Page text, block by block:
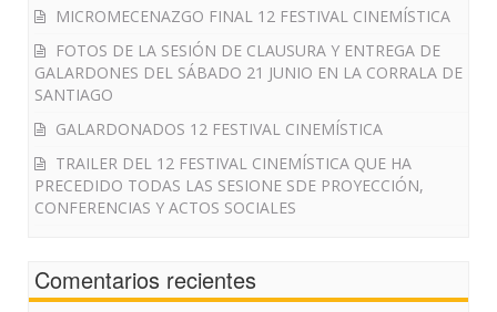
MICROMECENAZGO FINAL 12 FESTIVAL CINEMÍSTICA
FOTOS DE LA SESIÓN DE CLAUSURA Y ENTREGA DE
GALARDONES DEL SÁBADO 21 JUNIO EN LA CORRALA DE
SANTIAGO
GALARDONADOS 12 FESTIVAL CINEMÍSTICA
TRAILER DEL 12 FESTIVAL CINEMÍSTICA QUE HA
PRECEDIDO TODAS LAS SESIONE SDE PROYECCIÓN,
CONFERENCIAS Y ACTOS SOCIALES
Comentarios recientes